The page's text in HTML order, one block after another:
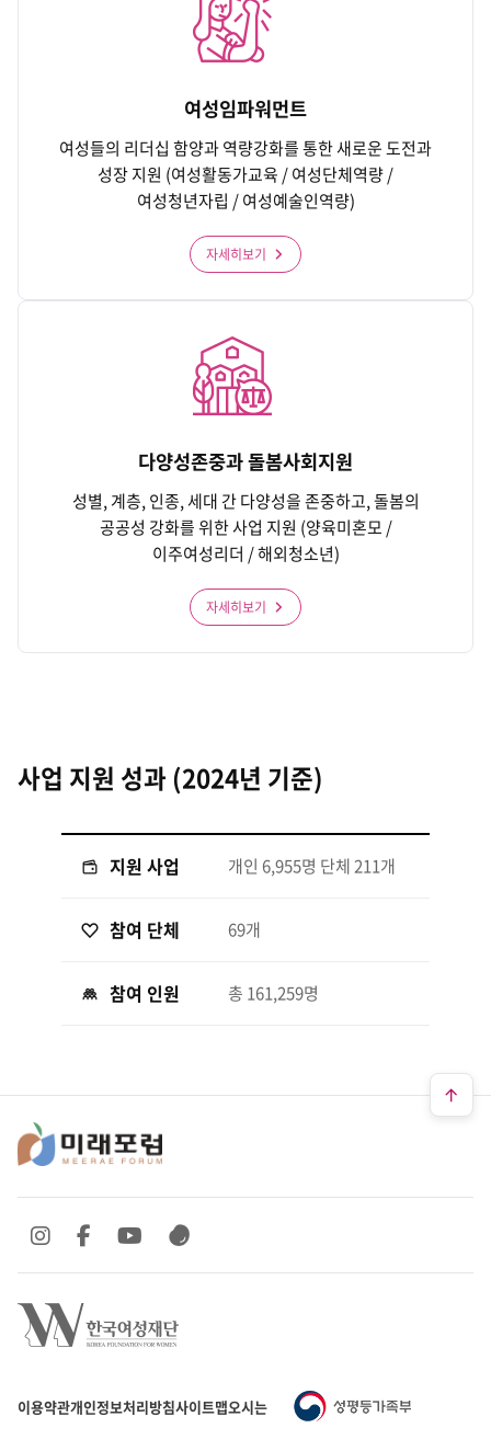
여성임파워먼트
여성들의 리더십 함양과 역량강화를 통한 새로운 도전과
성장 지원 (여성활동가교육 / 여성단체역량 /
여성청년자립 / 여성예술인역량)
자세히보기
다양성존중과 돌봄사회지원
성별, 계층, 인종, 세대 간 다양성을 존중하고, 돌봄의
공공성 강화를 위한 사업 지원 (양육미혼모 /
이주여성리더 / 해외청소년)
자세히보기
사업 지원 성과 (2024년 기준)
지원 사업 개인 6,955명 단체 211개
참여 단체 69개
참여 인원 총 161,259명
이용약관개인정보처리방침사이트맵오시는 길
SNS 바로가기
SNS 바로가기SNS 바로가기
SNS 바로가기